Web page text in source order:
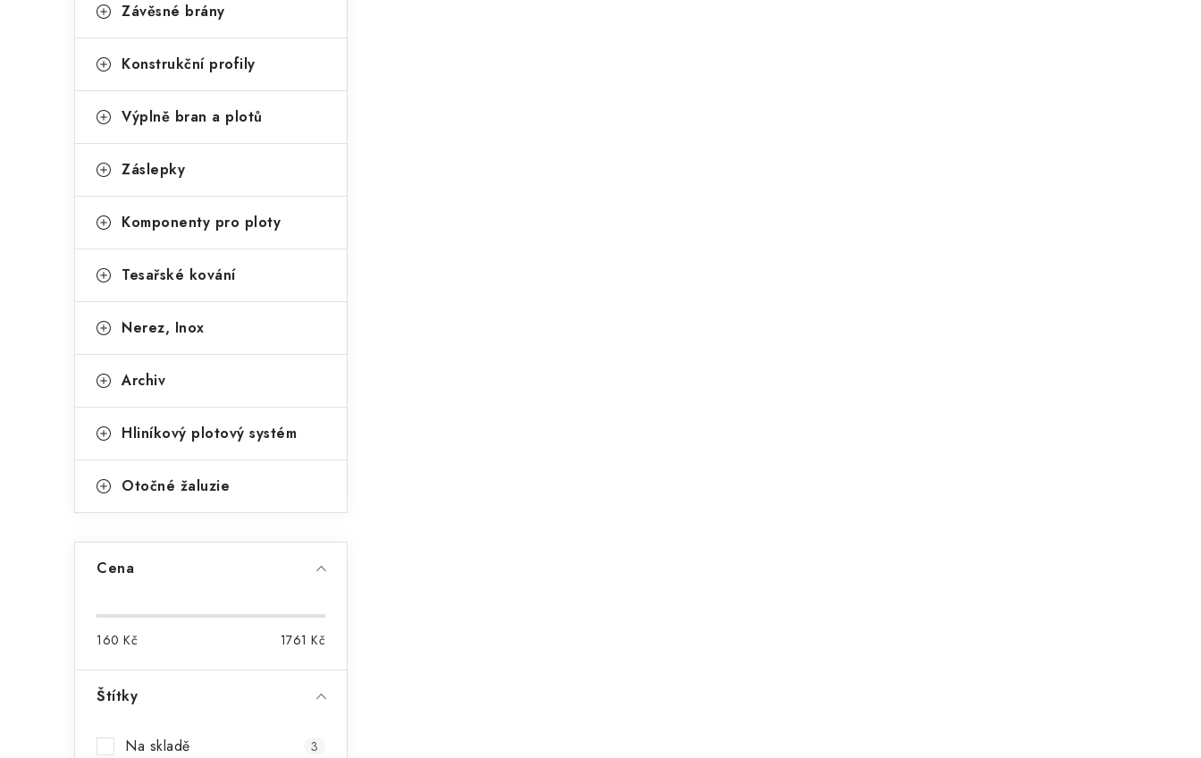
Závěsné brány
Konstrukční profily
Výplně bran a plotů
Záslepky
Komponenty pro ploty
Tesařské kování
Nerez, Inox
Archiv
Hliníkový plotový systém
Otočné žaluzie
Cena
160 Kč 1761 Kč
Štítky
Na skladě 3